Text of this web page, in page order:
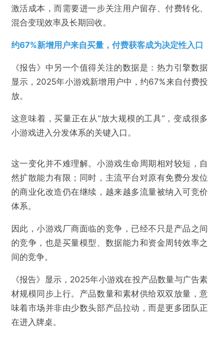
激活成本，而需要进一步关注用户留存、付费转化、
混合变现效率及长期回收。
约67%新增用户来自买量，付费获客成为决定性入口
《报告》中另一个值得关注的数据是：热力引擎数据
显示，2025年小游戏新增用户中，约67%来自付费投
放。
这意味着，买量正在从“放大规模的工具”，变成很多
小游戏进入分发体系的关键入口。
这一变化并不难理解。小游戏生命周期相对较短，自
然扩散能力有限；同时，主流平台对原有免费分发位
的商业化改造仍在继续，越来越多流量被纳入可竞价
体系。
因此，小游戏厂商面临的竞争，已经不只是产品之间
的竞争，也是买量模型、数据能力和资金周转效率之
间的竞争。
《报告》显示，2025年小游戏在投产品数量与广告素
材规模同步上行。产品数量和素材供给双双放量，意
味着市场并非由少数头部产品拉动，而是更多团队正
在进入牌桌。